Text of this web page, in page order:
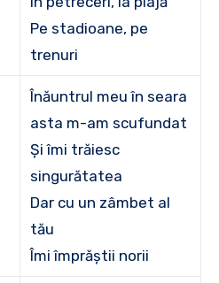
Pe stadioane, pe
trenuri
Înăuntrul meu în seara
asta m-am scufundat
Și îmi trăiesc
singurătatea
Dar cu un zâmbet al
tău
Îmi împrăștii norii